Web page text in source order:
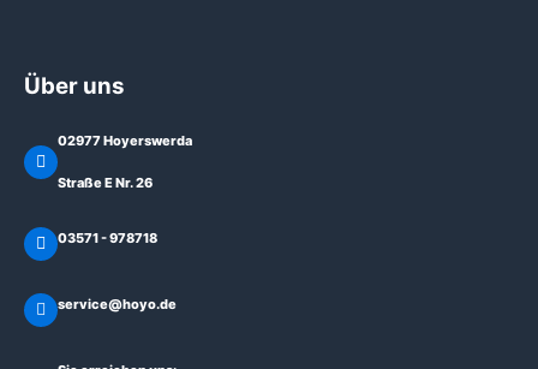
Über uns
02977 Hoyerswerda
Straße E Nr. 26
03571 - 978718
service@hoyo.de